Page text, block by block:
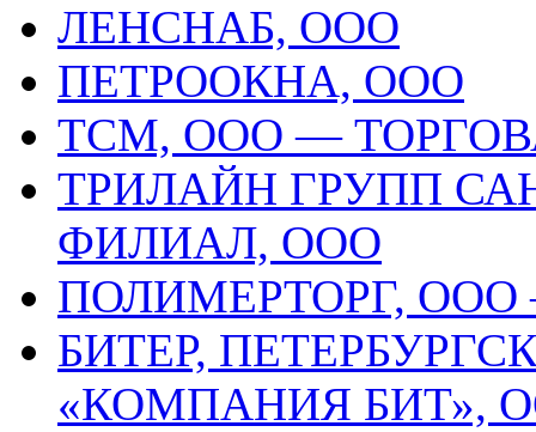
ЛЕНСНАБ, ООО
ПЕТРООКНА, ООО
ТСМ, ООО —
ТРИЛАЙН ГРУПП
ФИЛИАЛ, ООО
ПОЛИМЕРТОРГ,
БИТЕР,
«КОМПАНИЯ БИТ»,